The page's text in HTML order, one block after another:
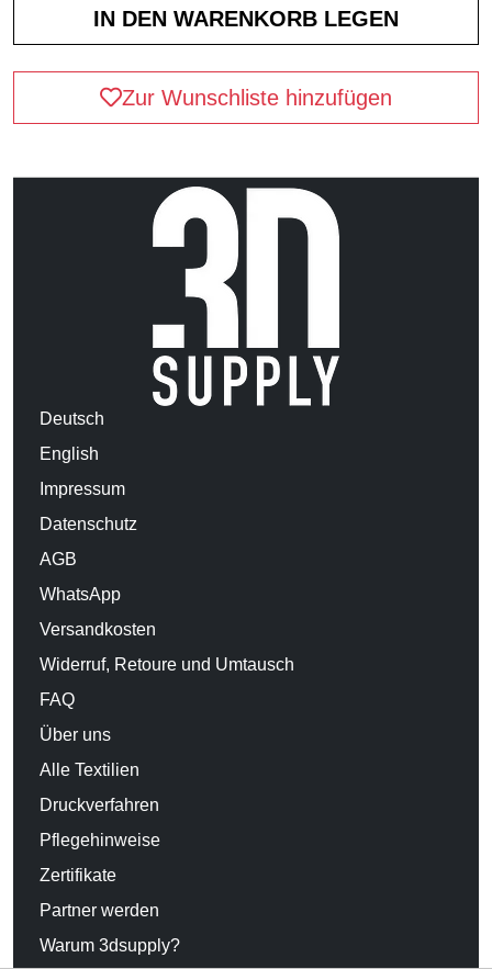
Zur Wunschliste hinzufügen
Deutsch
English
Impressum
Datenschutz
AGB
WhatsApp
Versandkosten
Widerruf, Retoure und Umtausch
FAQ
Über uns
Alle Textilien
Druckverfahren
Pflegehinweise
Zertifikate
Partner werden
Warum 3dsupply?